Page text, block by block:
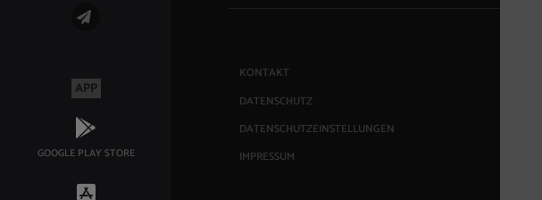
APP
GOOGLE PLAY STORE
KONTAKT
DATENSCHUTZ
DATENSCHUTZEINSTELLUNGEN
IMPRESSUM